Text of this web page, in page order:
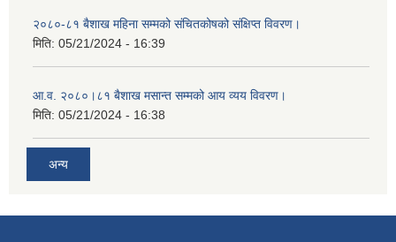
२०८०-८१ बैशाख महिना सम्मको संचितकोषको संक्षिप्त विवरण।
मिति: 05/21/2024 - 16:39
आ.व. २०८०।८१ बैशाख मसान्त सम्मको आय व्यय विवरण।
मिति: 05/21/2024 - 16:38
अन्य